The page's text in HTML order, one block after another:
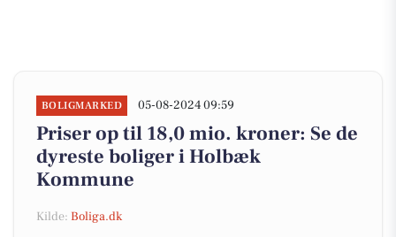
BOLIGMARKED 05-08-2024 09:59
Priser op til 18,0 mio. kroner: Se de
dyreste boliger i Holbæk
Kommune
Kilde: Boliga.dk